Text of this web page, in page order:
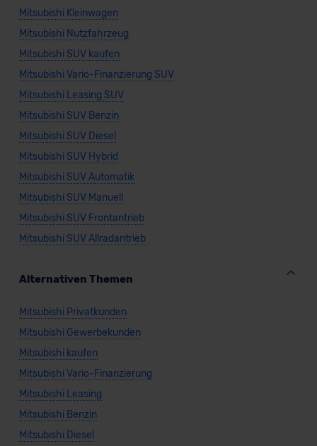
Mitsubishi Kleinwagen
Mitsubishi Nutzfahrzeug
Mitsubishi SUV kaufen
Mitsubishi Vario-Finanzierung SUV
Mitsubishi Leasing SUV
Mitsubishi SUV Benzin
Mitsubishi SUV Diesel
Mitsubishi SUV Hybrid
Mitsubishi SUV Automatik
Mitsubishi SUV Manuell
Mitsubishi SUV Frontantrieb
Mitsubishi SUV Allradantrieb
Alternativen Themen
Mitsubishi Privatkunden
Mitsubishi Gewerbekunden
Mitsubishi kaufen
Mitsubishi Vario-Finanzierung
Mitsubishi Leasing
Mitsubishi Benzin
Mitsubishi Diesel